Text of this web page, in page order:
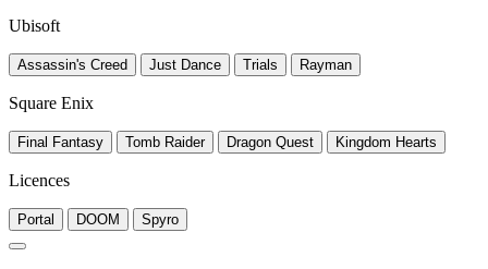
Ubisoft
Assassin's Creed Just Dance Trials Rayman
Square Enix
Final Fantasy Tomb Raider Dragon Quest Kingdom Hearts
Licences
Portal DOOM Spyro